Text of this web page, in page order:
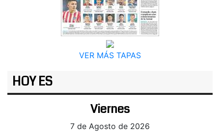
VER MÁS TAPAS
HOY ES
Viernes
7 de Agosto de 2026